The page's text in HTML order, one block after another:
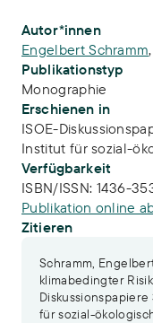
Publikations-
Autor*innen
Engelbert Schramm
Publikationstyp
Monographie
Erschienen in
ISOE-
Institut für sozial-
Verfügbarkeit
ISBN/ISSN: 1436-
Publikation online
Zitieren
Schramm,
klimabedingter
Diskussionspapiere
für sozial-